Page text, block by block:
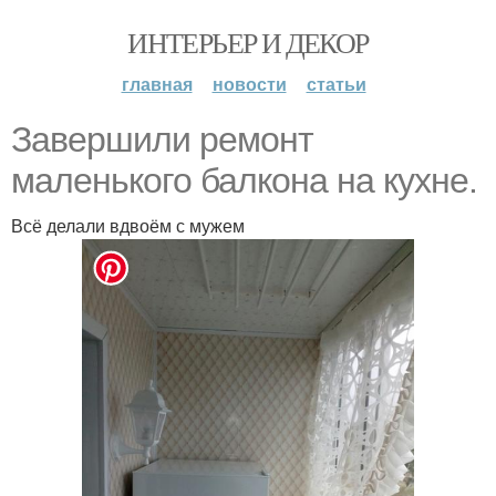
ИНТЕРЬЕР И ДЕКОР
главная новости статьи
Завершили ремонт
маленького балкона на кухне.
Всё делали вдвоём с мужем